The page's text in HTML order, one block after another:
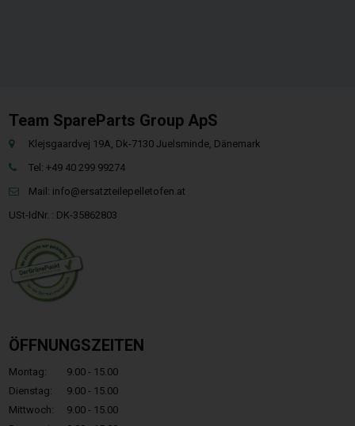
Team SpareParts Group ApS
Klejsgaardvej 19A, Dk-7130 Juelsminde, Dänemark
Tel: +49 40 299 99274
Mail: info@ersatzteilepelletofen.at
USt-IdNr. : DK-35862803
ÖFFNUNGSZEITEN
Montag:
9.00 - 15.00
Dienstag:
9.00 - 15.00
Mittwoch:
9.00 - 15.00